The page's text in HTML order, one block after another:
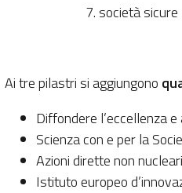
società
Ai tre pilastri si aggiungono
Diffondere l’eccellenza
Scienza con e per la
Azioni dirette non
Istituto europeo